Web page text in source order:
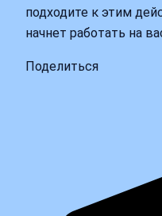
подходите к этим
начнет работать на
Поделиться